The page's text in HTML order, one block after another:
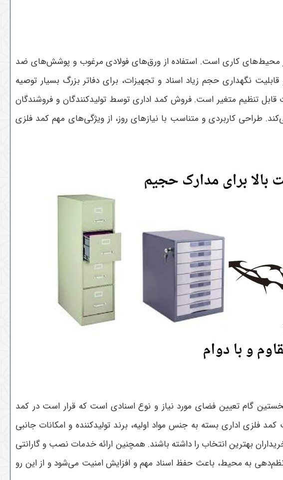
در محیط‌های کاری است. استفاده از ورق‌های فولادی مرغوب و پوشش‌های ضد
نگهداری حجم زیاد اسناد و تجهیزات، برای دفاتر بزرگ بسیار توصیه
تنظیم متغیر است. فروش کمد اداری توسط تولیدکنندگان و فروشندگان
طراحی کاربردی و متناسب با نیازهای روز، از ویژگی‌های مهم کمد فلزی
گام تعیین فضای مورد نیاز و نوع اسنادی است که قرار است در کمد
فلزی اداری بسته به جنس مواد اولیه، برند تولیدکننده و امکانات جانبی
بهترین انتخاب را داشته باشند. همچنین ارائه خدمات نصب و گارانتی
به محیط، باعث حفظ اسناد مهم و افزایش امنیت می‌شود و از این رو